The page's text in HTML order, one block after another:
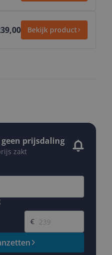
Bekijk product
prijsdaling
zakt
Gewenste prijs
€